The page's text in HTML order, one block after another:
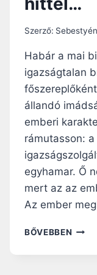
K
B
N
M
É
G
O
L
I
I
K
Szerző:
Habár a mai
igazságtalan
állandó
emberi
rámutasson:
egyhamar. Ő
mert az az
Az ember
BŐVEBBEN